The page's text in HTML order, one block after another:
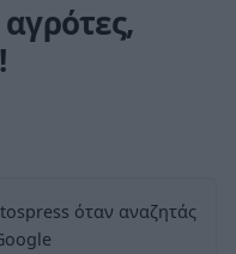
όταν αναζητάς